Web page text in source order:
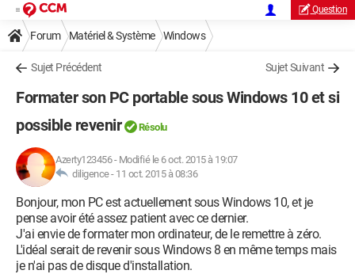
Question
Forum Matériel & Système Windows
Sujet Précédent Sujet Suivant
Formater son PC portable sous Windows 10 et si
possible revenir
Résolu
Azerty123456- Modifié le 6 oct. 2015 à 19:07
diligence - 11 oct. 2015 à 08:36
Bonjour, mon PC est actuellement sous Windows 10, et je
pense avoir été assez patient avec ce dernier.
J'ai envie de formater mon ordinateur, de le remettre à zéro.
L'idéal serait de revenir sous Windows 8 en même temps mais
je n'ai pas de disque d'installation.